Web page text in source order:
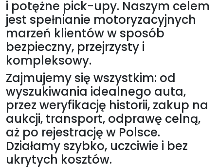
i potężne pick-upy. Naszym celem
jest spełnianie motoryzacyjnych
marzeń klientów w sposób
bezpieczny, przejrzysty i
kompleksowy.
Zajmujemy się wszystkim: od
wyszukiwania idealnego auta,
przez weryfikację historii, zakup na
aukcji, transport, odprawę celną,
aż po rejestrację w Polsce.
Działamy szybko, uczciwie i bez
ukrytych kosztów.